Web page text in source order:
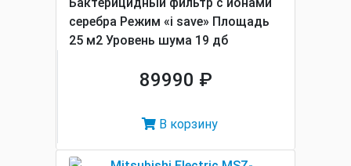
серебра Режим «i save» Площадь
25 м2 Уровень шума 19 дб
89990 ₽
В корзину